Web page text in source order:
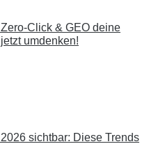
Click & GEO deine
umdenken!
sichtbar: Diese Trends